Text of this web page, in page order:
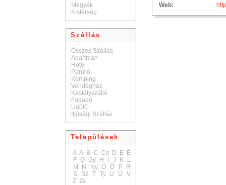
Megyék
Kistérség
Szállás
Összes Szállás
Apartman
Hotel
Panzió
Kemping
Vendégház
Kastélyszálló
Fogadó
Üdülő
Ifjúsági Szállás
Települések
A Á B C Cs D E É
F G Gy H J K
L
M
N Ny O Ö P
R
S
Sz T Ty U Ü
V
Z Zs
Web: